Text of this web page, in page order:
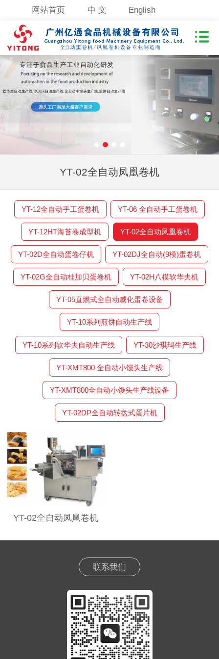
网站首页 中 文 English
YT-02全自动凤凰卷机
YT-12全自动手工蛋卷机 YT-06 全自动手工蛋卷机
YT-12HT海苔卷成型机 YT-02全自动凤凰卷机
YT-02D全自动蛋卷仔机 YT-02DJ全自动(9模)蛋卷机
YT-02G全自动桂加贝蛋卷机 YT-02H八模软华夫机
YT-05直燃式全自动威化蛋卷设备
YT-10系列煎饼自动生产线
YT-10系列软华夫自动生产线 YT-30沙琪玛生产线
YT-XMT800 全自动小馒头生产线
YT-XMT800全自动小馒头生产线设备
YT-02DP全自动转盘式蛋片机
YT-02全自动凤凰卷机
联系我们